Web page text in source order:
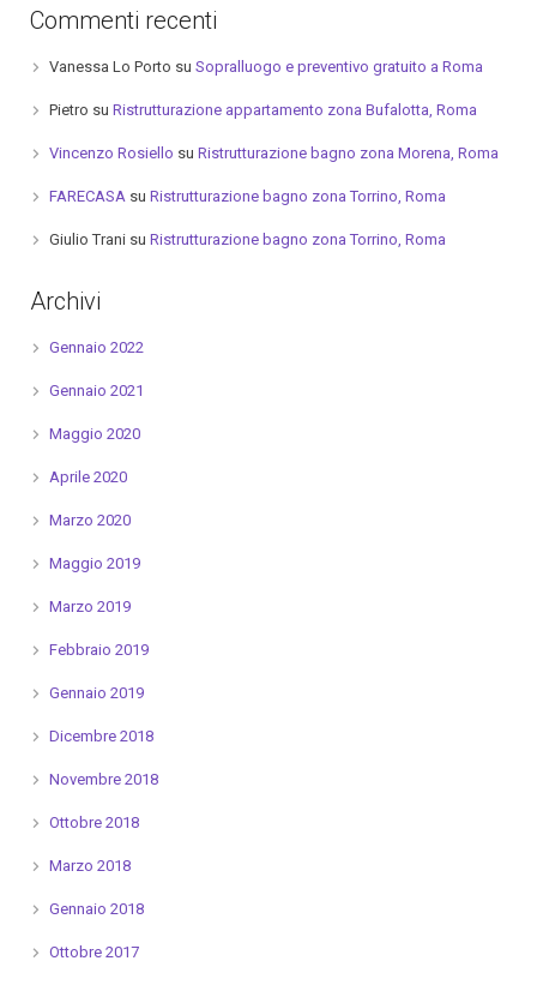
Commenti recenti
Vanessa Lo Porto su Sopralluogo e preventivo gratuito a Roma
Pietro su Ristrutturazione appartamento zona Bufalotta, Roma
Vincenzo Rosiello su Ristrutturazione bagno zona Morena, Roma
FARECASAsu Ristrutturazione bagno zona Torrino, Roma
Giulio Tranisu Ristrutturazione bagno zona Torrino, Roma
Archivi
Gennaio 2022
Gennaio 2021
Maggio 2020
Aprile 2020
Marzo 2020
Maggio 2019
Marzo 2019
Febbraio 2019
Gennaio 2019
Dicembre 2018
Novembre 2018
Ottobre 2018
Marzo 2018
Gennaio 2018
Ottobre 2017